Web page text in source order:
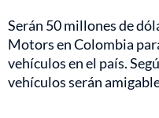
Serán 50 millones de
Motors en Colombia
vehículos en el país.
vehículos serán